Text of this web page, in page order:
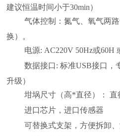
建议恒温时间小于30min）
气体控制：氮气、氧气两
换）。
电源: AC220V 50Hz或60H
数据接口:标准USB接口，
升级）
坩埚尺寸（高*直径）： 直
进口芯片 ，进口传感器
可替换式支架，方便拆卸